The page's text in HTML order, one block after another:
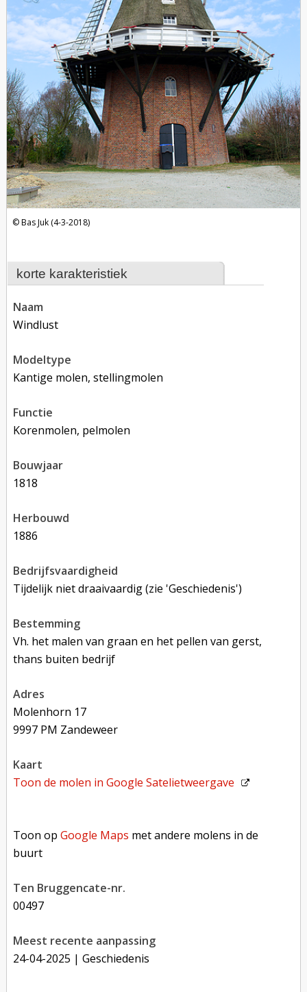
korte karakteristiek
naam
Windlust
modeltype
Kantige molen, stellingmolen
functie
korenmolen, pelmolen
bouwjaar
1818
herbouwd
1886
bedrijfsvaardigheid
Tijdelijk niet draaivaardig (zie 'Geschiedenis')
bestemming
Vh. het malen van graan en het pellen van gerst,
thans buiten bedrijf
adres
Molenhorn 17
9997 PM Zandeweer
kaart
Toon de molen inGoogle Satelietweergave
Toon opGoogle Maps met andere molens in de
buurt
Ten Bruggencate-nr.
00497
Meest recente aanpassing
24-04-2025 | Geschiedenis
Bas Juk (4-3-2018)